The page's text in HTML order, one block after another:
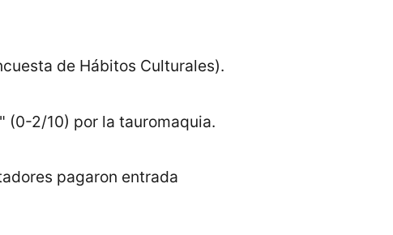
de Hábitos Culturales).
(0-2/10) por la tauromaquia.
pagaron entrada